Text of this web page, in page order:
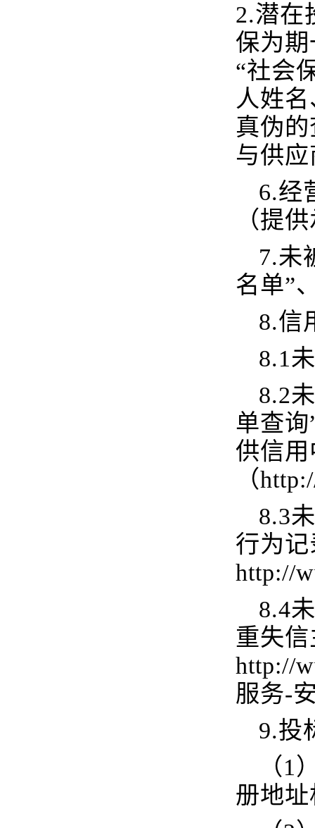
2.潜在
保为
“社会
人姓
真伪
与供
6.经
（提
7.未
名单”
8.信
8.1
8.2
单查
供信
（
8.3
行为
http://
8.4
重失
http://
服务-
9.投
（1
册地